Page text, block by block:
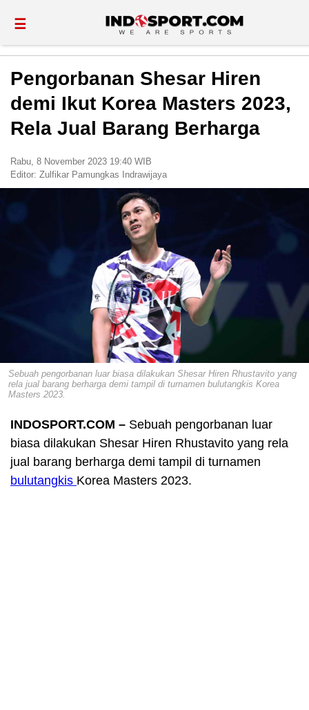
☰
Pengorbanan Shesar Hiren
demi Ikut Korea Masters 2023,
Rela Jual Barang Berharga
Rabu, 8 November 2023 19:40 WIB
Editor: Zulfikar Pamungkas Indrawijaya
Sebuah pengorbanan luar biasa dilakukan Shesar Hiren Rhustavito yang
rela jual barang berharga demi tampil di turnamen bulutangkis Korea
Masters 2023.
INDOSPORT.COM – Sebuah pengorbanan luar
biasa dilakukan Shesar Hiren Rhustavito yang rela
jual barang berharga demi tampil di turnamen
bulutangkis Korea Masters 2023.